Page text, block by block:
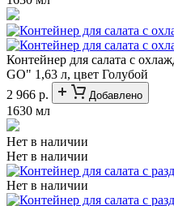
Контейнер для салата с
GO" 1,63 л, цвет Голубой
2 966 р.
Добавлено
1630 мл
Нет в наличии
Нет в наличии
Нет в наличии